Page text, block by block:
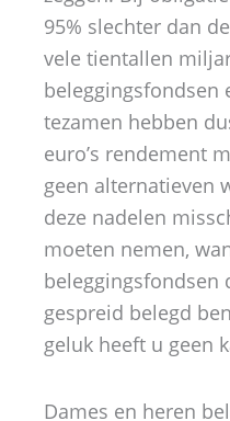
95% slechter dan
vele tientallen
beleggingsfondsen
tezamen hebben
euro’s rendement
geen alternatieven
deze nadelen
moeten nemen,
beleggingsfondsen
gespreid belegd
geluk heeft u geen
Dames en heren